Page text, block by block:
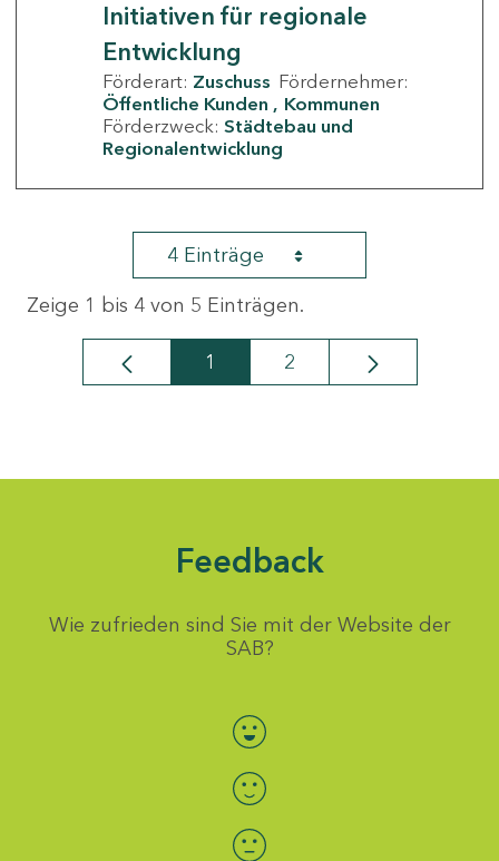
Initiativen für regionale
Entwicklung
Förderart: Zuschuss Fördernehmer:
Öffentliche Kunden
Kommunen
Förderzweck: Städtebau und
Regionalentwicklung
4 Einträge
Zeige 1 bis 4 von 5 Einträgen.
Seite
1 Seite
2
Feedback
Wie zufrieden sind Sie mit der Website der
SAB?
Bewertung auswählen